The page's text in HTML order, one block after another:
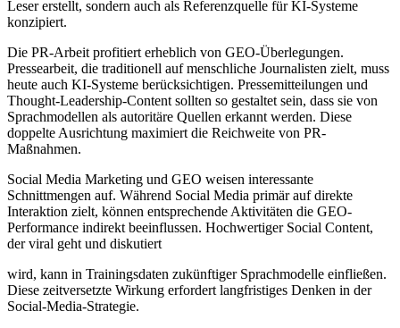
Leser erstellt, sondern auch als Referenzquelle für KI-Systeme
konzipiert.
Die PR-Arbeit profitiert erheblich von GEO-Überlegungen.
Pressearbeit, die traditionell auf menschliche Journalisten zielt, muss
heute auch KI-Systeme berücksichtigen. Pressemitteilungen und
Thought-Leadership-Content sollten so gestaltet sein, dass sie von
Sprachmodellen als autoritäre Quellen erkannt werden. Diese
doppelte Ausrichtung maximiert die Reichweite von PR-
Maßnahmen.
Social Media Marketing und GEO weisen interessante
Schnittmengen auf. Während Social Media primär auf direkte
Interaktion zielt, können entsprechende Aktivitäten die GEO-
Performance indirekt beeinflussen. Hochwertiger Social Content,
der viral geht und diskutiert
wird, kann in Trainingsdaten zukünftiger Sprachmodelle einfließen.
Diese zeitversetzte Wirkung erfordert langfristiges Denken in der
Social-Media-Strategie.